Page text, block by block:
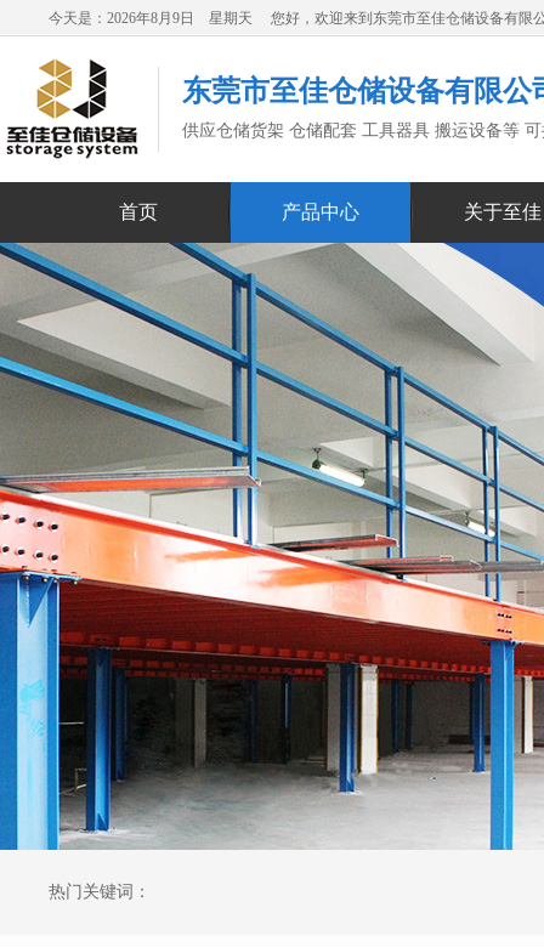
今天是：2026年8月9日 星期天 您好，欢迎来到东莞市至佳仓储设备有限
东莞市至佳仓储设备有限公
供应仓储货架 仓储配套 工具器具 搬运设备等
首页 产品中心 关于至佳
热门关键词：